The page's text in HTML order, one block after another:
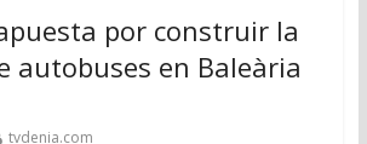
por construir la
autobuses en Baleària
tvdenia.com